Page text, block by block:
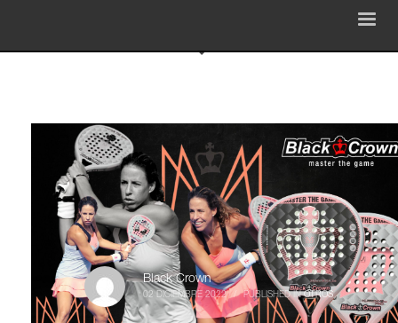
Black Crown
02 DICIEMBRE 2022 / PUBLISHED INOTROS